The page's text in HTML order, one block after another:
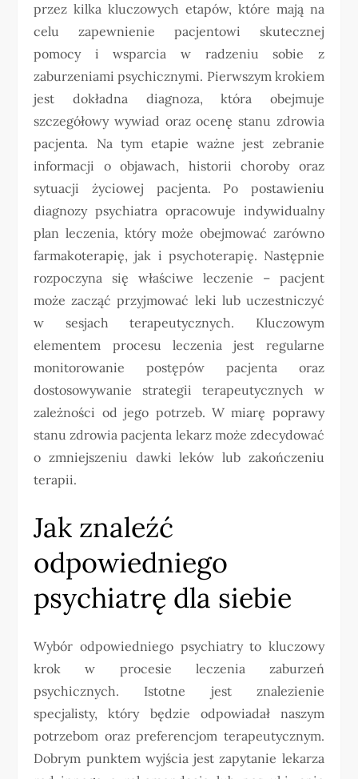
przez kilka kluczowych etapów, które mają na
celu zapewnienie pacjentowi skutecznej
pomocy i wsparcia w radzeniu sobie z
zaburzeniami psychicznymi. Pierwszym krokiem
jest dokładna diagnoza, która obejmuje
szczegółowy wywiad oraz ocenę stanu zdrowia
pacjenta. Na tym etapie ważne jest zebranie
informacji o objawach, historii choroby oraz
sytuacji życiowej pacjenta. Po postawieniu
diagnozy psychiatra opracowuje indywidualny
plan leczenia, który może obejmować zarówno
farmakoterapię, jak i psychoterapię. Następnie
rozpoczyna się właściwe leczenie – pacjent
może zacząć przyjmować leki lub uczestniczyć
w sesjach terapeutycznych. Kluczowym
elementem procesu leczenia jest regularne
monitorowanie postępów pacjenta oraz
dostosowywanie strategii terapeutycznych w
zależności od jego potrzeb. W miarę poprawy
stanu zdrowia pacjenta lekarz może zdecydować
o zmniejszeniu dawki leków lub zakończeniu
terapii.
Jak znaleźć
odpowiedniego
psychiatrę dla siebie
Wybór odpowiedniego psychiatry to kluczowy
krok w procesie leczenia zaburzeń
psychicznych. Istotne jest znalezienie
specjalisty, który będzie odpowiadał naszym
potrzebom oraz preferencjom terapeutycznym.
Dobrym punktem wyjścia jest zapytanie lekarza